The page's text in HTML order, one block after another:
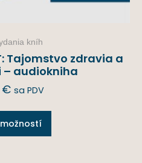
kníh
Tajomstvo zdravia a
– audiokniha
€ sa PDV